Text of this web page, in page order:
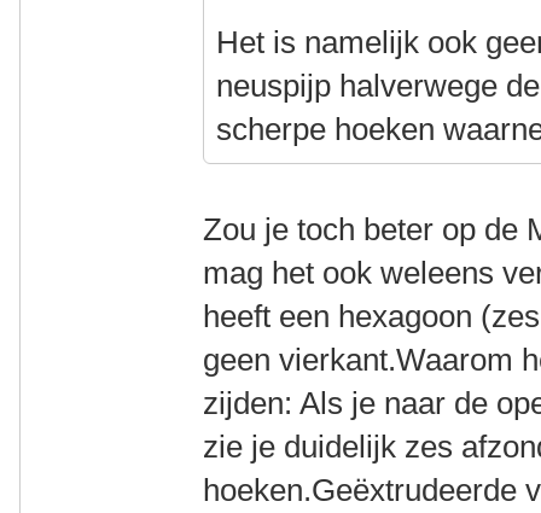
Het is namelijk ook
neuspijp halverwege
scherpe hoeken
Zou je toch beter op de
mag het ook weleens
heeft een hexagoon
geen vierkant.Waarom
zijden: Als je naar de
zie je duidelijk zes
hoeken.Geëxtrudeerde